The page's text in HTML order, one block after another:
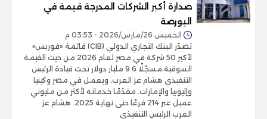
صدارة أكبر الشركات المدرجة قيمة في
البورصة
الخميس 26/مارس/2026 - 03:53 م
تصدّر البنك التجاري الدولي (CIB) قائمة «فوربس»
لأكبر 50 شركة في مصر لعام 2026 من حيث القيمة
السوقية،مسجّلًا 9.6 مليار دولار تحت قيادة الرئيس
التنفيذي هشام عز العرب، ويعمل في مصر وكينيا
وإثيوبيا والإمارات. مقدّمًا خدماته لأكثر من مليوني
عميل عبر 214 فرعًا حتى نهاية 2025. هشام عز
العرب الرئيس التنفيذى